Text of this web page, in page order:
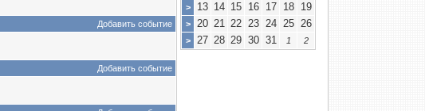
Добавить событие
Добавить событие
> 13 14 15 16 17 18 19
> 20 21 22 23 24 25 26
> 27 28 29 30 31 1 2